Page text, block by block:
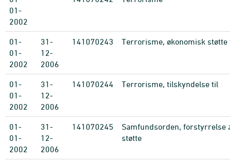
01-
2002
01-
01-
2002
31-
12-
2006
141070243 Terrorisme, økonomisk støtte
01-
01-
2002
31-
12-
2006
141070244 Terrorisme, tilskyndelse til
01-
01-
2002
31-
12-
2006
141070245
Samfundsorden, forstyrrelse
støtte